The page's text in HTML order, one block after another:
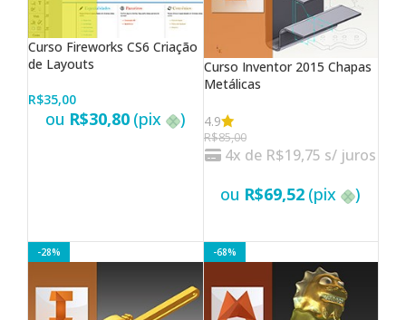
Curso Fireworks CS6 Criação
de Layouts
R$35,00
ou R$30,80 (pix )
Curso Inventor 2015 Chapas
Metálicas
4.9
R$85,00
4x de R$19,75 s/ juros
ou R$69,52 (pix )
-28% -68%